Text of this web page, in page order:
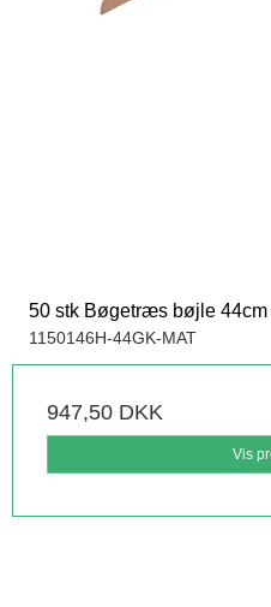
50 stk Bøgetræs bøjle 44cm
1150146H-44GK-MAT
947,50 DKK
Vis